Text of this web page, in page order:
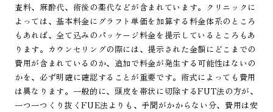
査料、麻酔代、術後の薬代などが含まれています。クリニックに
よっては、基本料金にグラフト単価を加算する料金体系のところ
もあれば、全て込みのパッケージ料金を提示しているところもあ
ります。カウンセリングの際には、提示された金額にどこまでの
費用が含まれているのか、追加で料金が発生する可能性はないの
かを、必ず明確に確認することが重要です。術式によっても費用
は異なります。一般的に、頭皮を帯状に切除するFUT法の方が、
一つ一つくり抜くFUE法よりも、手間がかからない分、費用は安